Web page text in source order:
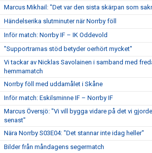
Marcus Mikhail: "Det var den sista skärpan som
Händelserika slutminuter när Norrby föll
Inför match: Norrby IF – IK Oddevold
"Supportrarnas stöd betyder oerhört mycket"
Vi tackar av Nicklas Savolainen i samband med
hemmamatch
Norrby föll med uddamålet i Skåne
Inför match: Eskilsminne IF – Norrby IF
Marcus Översjö: "Vi vill bygga vidare på det vi gjorde
senast"
Nära Norrby S03E04: "Det stannar inte idag heller"
Bilder från måndagens segermatch